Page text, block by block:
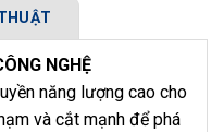
NGHỆ
năng lượng cao cho
và cắt mạnh để phá